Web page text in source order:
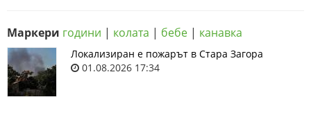
Маркери години | колата | бебе | канавка
Локализиран е пожарът в Стара Загора
01.08.2026 17:34